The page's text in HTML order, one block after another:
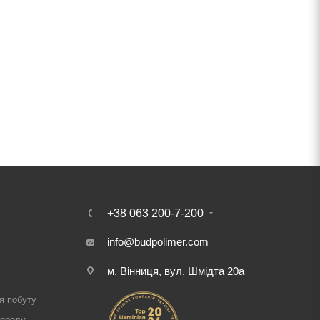
побуту
+38 063 200-7-200
info@budpolimer.com
м. Вінниця, вул. Шмідта 20а